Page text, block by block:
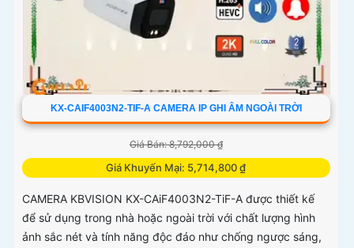
KX-CAIF4003N2-TIF-A CAMERA IP GHI ÂM NGOÀI TRỜI
Giá Bán: 8,792,000 ₫
Giá Khuyến Mại: 5,714,800 ₫
CAMERA KBVISION KX-CAiF4003N2-TiF-A được thiết kế
để sử dụng trong nhà hoặc ngoài trời với chất lượng hình
ảnh sắc nét và tính năng độc đáo như chống ngược sáng,